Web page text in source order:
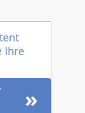
Ihre